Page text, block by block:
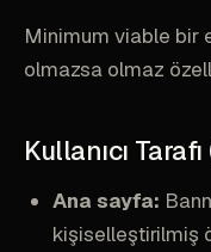
Minimum viable bir
olmazsa olmaz
Kullanıcı
Ana sayfa:
kişiselleştirilmiş